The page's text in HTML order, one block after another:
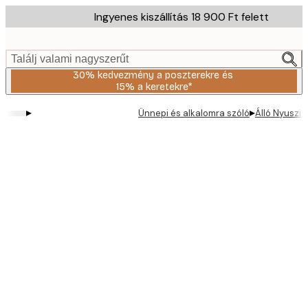
to
content.
Ingyenes kiszállítás 18 900 Ft felett
Találj valami nagyszerűt
30% kedvezmény a poszterekre és
15% a keretekre*
▸ Ünnepi és alkalomra szóló▸Álló Nyuszi